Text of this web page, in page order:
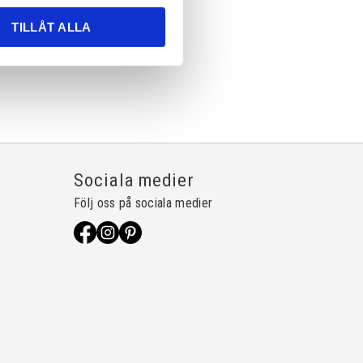
TILLÅT ALLA
Sociala medier
Följ oss på sociala medier